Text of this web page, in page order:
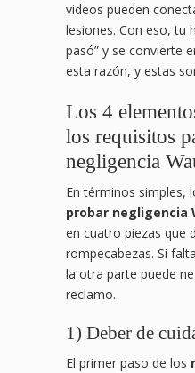
videos pueden
lesiones. Con eso, tu
pasó” y se convierte
esta razón, y estas
Los 4
los requisitos
negligencia
En términos simples,
probar negligencia
en cuatro piezas que
rompecabezas. Si
la otra parte puede
reclamo.
1) Deber de
El primer paso de los